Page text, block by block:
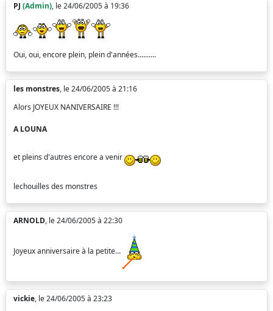
PJ (Admin), le 24/06/2005 à 19:36
Oui, oui, encore plein, plein d'années..........
les monstres, le 24/06/2005 à 21:16
Alors JOYEUX NANIVERSAIRE !!!
A LOUNA
et pleins d'autres encore a venir
lechouilles des monstres
ARNOLD, le 24/06/2005 à 22:30
Joyeux anniversaire à la petite...
vickie, le 24/06/2005 à 23:23